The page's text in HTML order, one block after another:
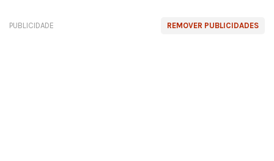
REMOVER PUBLICIDADES
PUBLICIDADE